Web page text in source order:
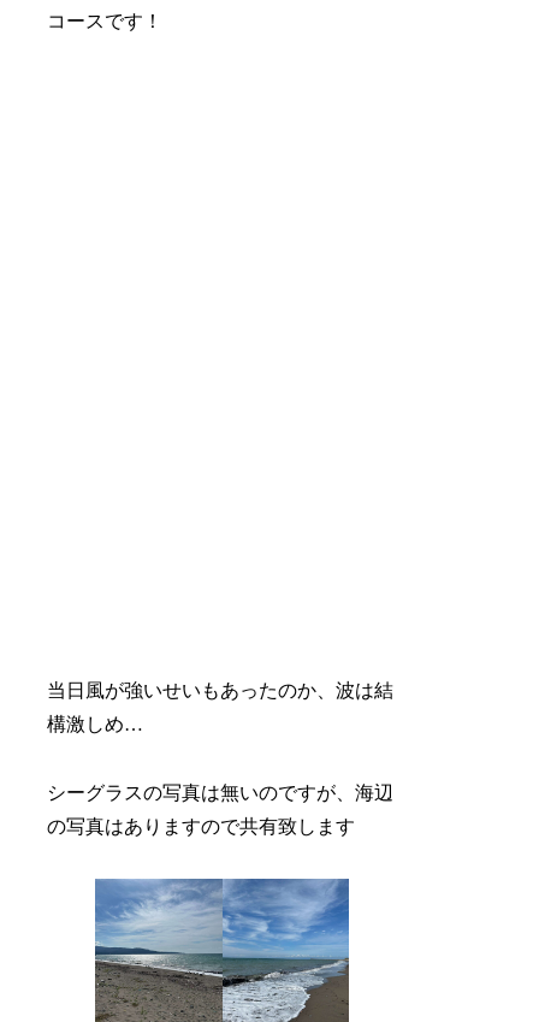
コースです！
当日風が強いせいもあったのか、波は結
構激しめ…
シーグラスの写真は無いのですが、海辺
の写真はありますので共有致します